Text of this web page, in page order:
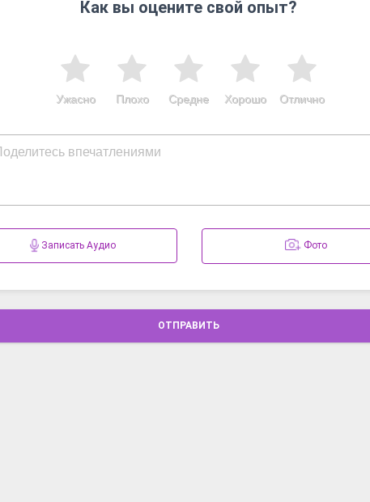
Как вы оцените свой опыт?
Отлично
Хорошо
Средне
Плохо
Ужасно
Записать Аудио Фото
ОТПРАВИТЬ